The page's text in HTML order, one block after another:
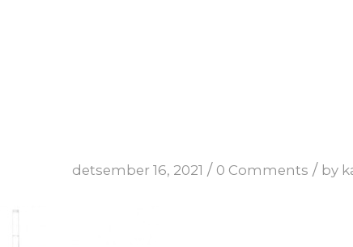
detsember 16, 2021 / 0 Comments / by